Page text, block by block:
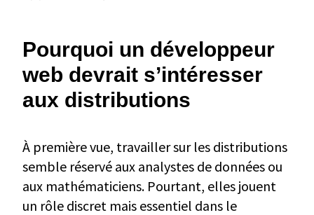
Pourquoi un développeur
web devrait s’intéresser
aux distributions
À première vue, travailler sur les distributions
semble réservé aux analystes de données ou
aux mathématiciens. Pourtant, elles jouent
un rôle discret mais essentiel dans le